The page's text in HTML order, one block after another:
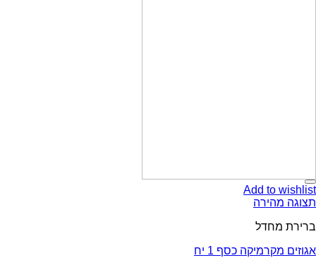
Add to wishlist
תצוגה מהירה
ברירת מחדל
אגוזים מקרמיקה כסף 1 יח